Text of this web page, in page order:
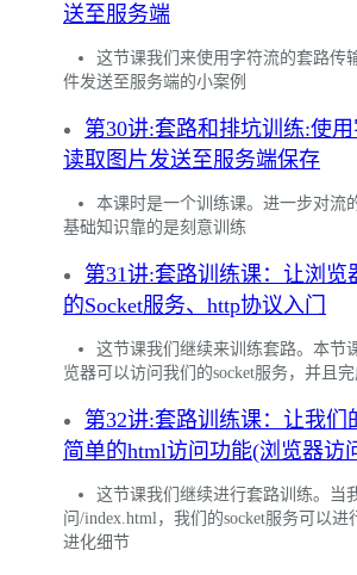
送至服务端
这节课我们来使用字符流的套路传
件发送至服务端的小案例
第30讲:套路和排坑训练:使
读取图片发送至服务端保存
本课时是一个训练课。进一步对流
基础知识靠的是刻意训练
第31讲:套路训练课：让浏览
的Socket服务、http协议入门
这节课我们继续来训练套路。本节
览器可以访问我们的socket服务，并且
第32讲:套路训练课：让我们
简单的html访问功能(浏览器访
这节课我们继续进行套路训练。当
问/index.html，我们的socket服务可以
进化细节